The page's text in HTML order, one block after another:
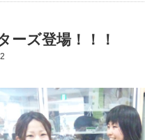
ーズ登場！！！